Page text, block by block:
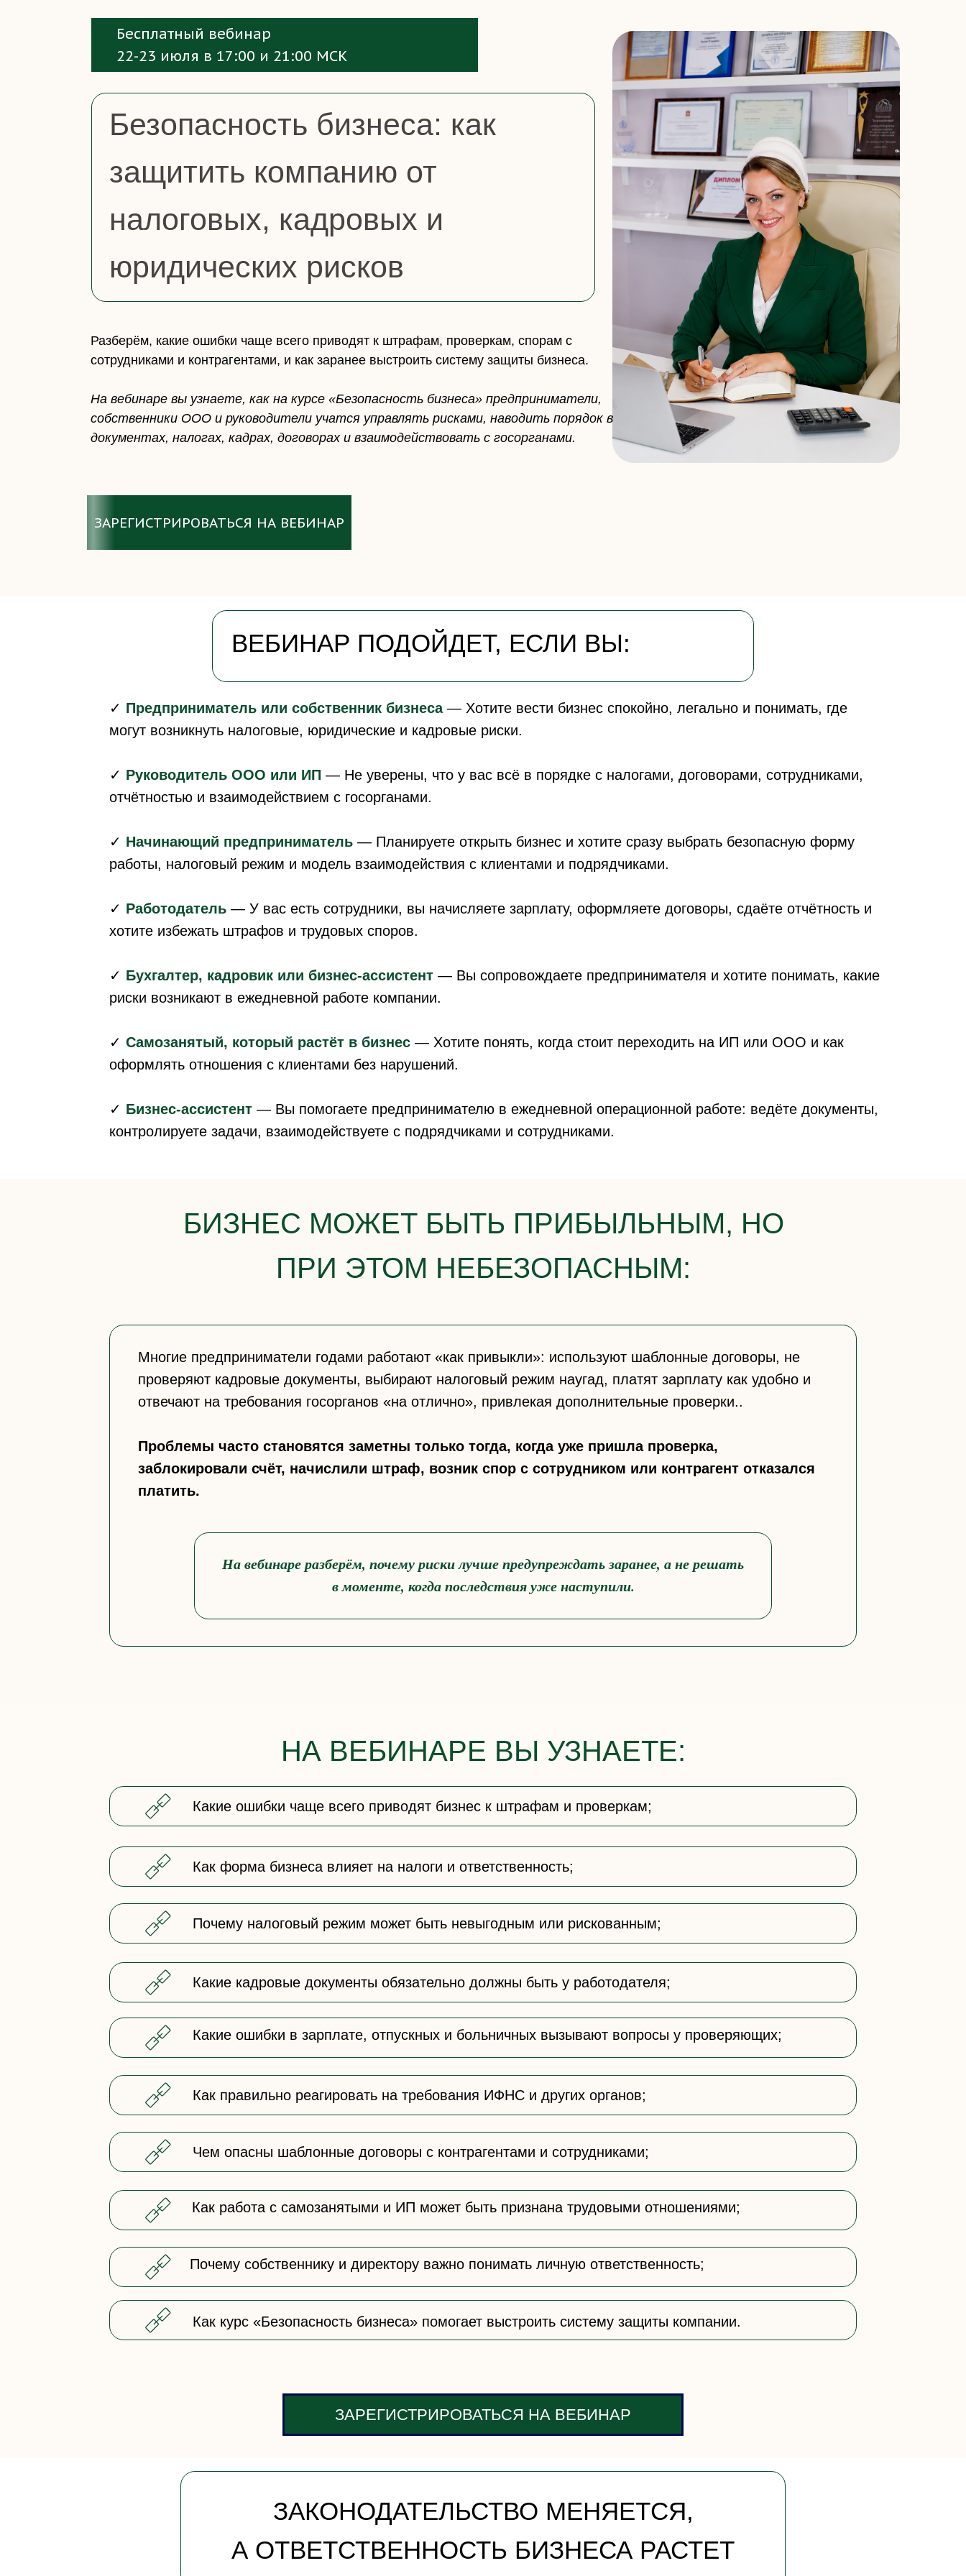
ЗАРЕГИСТРИРОВАТЬСЯ НА ВЕБИНАР
Бесплатный вебинар
22-23 июля в 17:00 и 21:00 МСК
Безопасность бизнеса: как
защитить компанию от
налоговых, кадровых и
юридических рисков
Разберём, какие ошибки чаще всего приводят к штрафам, проверкам, спорам с
сотрудниками и контрагентами, и как заранее выстроить систему защиты бизнеса.
На вебинаре вы узнаете, как на курсе «Безопасность бизнеса» предприниматели,
собственники ООО и руководители учатся управлять рисками, наводить порядок в
документах, налогах, кадрах, договорах и взаимодействовать с госорганами.
сотрудниками и контрагентами, и как заранее выстроить систему защиты бизнеса.
✓ Предприниматель или собственник бизнеса— Хотите вести бизнес спокойно, легально и понимать, где
могут возникнуть налоговые, юридические и кадровые риски.
✓ Руководитель ООО или ИП — Не уверены, что у вас всё в порядке с налогами, договорами, сотрудниками,
отчётностью и взаимодействием с госорганами.
✓ Начинающий предприниматель — Планируете открыть бизнес и хотите сразу выбрать безопасную форму
работы, налоговый режим и модель взаимодействия с клиентами и подрядчиками.
✓ Работодатель — У вас есть сотрудники, вы начисляете зарплату, оформляете договоры, сдаёте отчётность и
хотите избежать штрафов и трудовых споров.
✓ Бухгалтер, кадровик или бизнес-ассистент — Вы сопровождаете предпринимателя и хотите понимать, какие
риски возникают в ежедневной работе компании.
✓ Самозанятый, который растёт в бизнес — Хотите понять, когда стоит переходить на ИП или ООО и как
оформлять отношения с клиентами без нарушений.
✓ Бизнес-ассистент — Вы помогаете предпринимателю в ежедневной операционной работе: ведёте документы,
контролируете задачи, взаимодействуете с подрядчиками и сотрудниками.
ВЕБИНАР ПОДОЙДЕТ, ЕСЛИ ВЫ:
БИЗНЕС МОЖЕТ БЫТЬ ПРИБЫЛЬНЫМ, НО
ПРИ ЭТОМ НЕБЕЗОПАСНЫМ:
Многие предприниматели годами работают «как привыкли»: используют шаблонные договоры, не
проверяют кадровые документы, выбирают налоговый режим наугад, платят зарплату как удобно и
отвечают на требования госорганов «на отлично», привлекая дополнительные проверки..
Проблемы часто становятся заметны только тогда, когда уже пришла проверка,
заблокировали счёт, начислили штраф, возник спор с сотрудником или контрагент отказался
платить.
На вебинаре разберём, почему риски лучше предупреждать заранее, а не решать
в моменте, когда последствия уже наступили.
НА ВЕБИНАРЕ ВЫ УЗНАЕТЕ:
Какие кадровые документы обязательно должны быть у работодателя;
Какие ошибки в зарплате, отпускных и больничных вызывают вопросы у проверяющих;
Как правильно реагировать на требования ИФНС и других органов;
Чем опасны шаблонные договоры с контрагентами и сотрудниками;
Как работа с самозанятыми и ИП может быть признана трудовыми отношениями;
Почему собственнику и директору важно понимать личную ответственность;
Как курс «Безопасность бизнеса» помогает выстроить систему защиты компании.
Почему налоговый режим может быть невыгодным или рискованным;
Как форма бизнеса влияет на налоги и ответственность;
Какие ошибки чаще всего приводят бизнес к штрафам и проверкам;
ЗАРЕГИСТРИРОВАТЬСЯ НА ВЕБИНАР
ЗАКОНОДАТЕЛЬСТВО МЕНЯЕТСЯ,
А ОТВЕТСТВЕННОСТЬ БИЗНЕСА РАСТЕТ